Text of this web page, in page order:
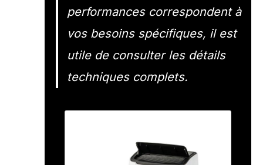
performances correspondent à
vos besoins spécifiques, il est
utile de consulter les détails
techniques complets.